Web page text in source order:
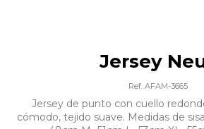
Jersey
Ref. AFAM-3665
Jersey de punto con cuello
cómodo, tejido suave. Medidas de